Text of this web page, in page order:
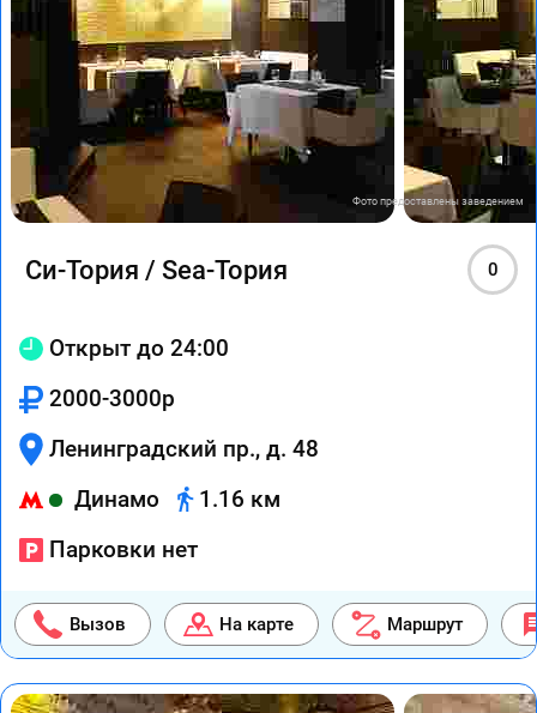
Фото предоставлены заведением
Си-Тория / Sea-Тория 0
Открыт до 24:00
2000-3000р
Ленинградский пр., д. 48
Динамо
1.16 км
Парковки нет
Вызов На карте Маршрут